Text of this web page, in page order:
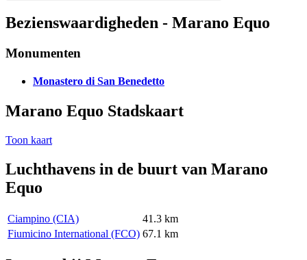
Bezienswaardigheden - Marano Equo
Monumenten
Monastero di San Benedetto
Marano Equo Stadskaart
Toon kaart
Luchthavens in de buurt van Marano
Equo
Ciampino (CIA)
41.3 km
Fiumicino International (FCO) 67.1 km